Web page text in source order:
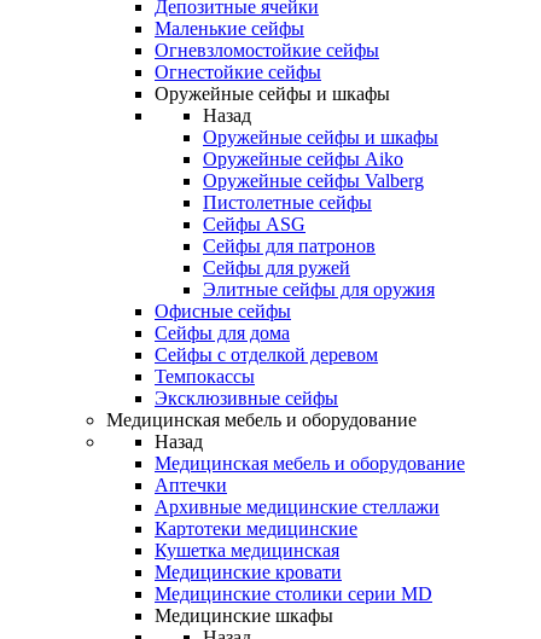
Депозитные ячейки
Маленькие сейфы
Огневзломостойкие сейфы
Огнестойкие сейфы
Оружейные сейфы и шкафы
Назад
Оружейные сейфы и шкафы
Оружейные сейфы Aiko
Оружейные сейфы Valberg
Пистолетные сейфы
Сейфы ASG
Сейфы для патронов
Сейфы для ружей
Элитные сейфы для оружия
Офисные сейфы
Сейфы для дома
Сейфы с отделкой деревом
Темпокассы
Эксклюзивные сейфы
Медицинская мебель и оборудование
Назад
Медицинская мебель и оборудование
Аптечки
Архивные медицинские стеллажи
Картотеки медицинские
Кушетка медицинская
Медицинские кровати
Медицинские столики серии MD
Медицинские шкафы